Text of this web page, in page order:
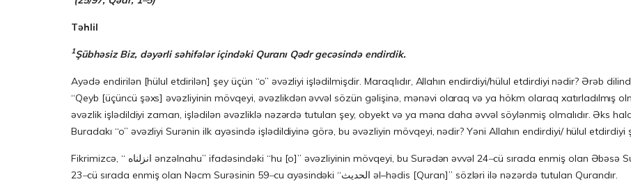
Təhlil
1Şübhəsiz Biz, dəyərli səhifələr içindəki Quranı Qədr gecəsində endirdik.
Ayədə endirilən [hülul etdirilən] şey üçün “o” əvəzliyi işlədilmişdir. Maraqlıdır, Allahın endirdiyi/hülul etdirdiyi nədir? Ərəb
“Qeyb [üçüncü şəxs] əvəzliyinin mövqeyi, əvəzlikdən əvvəl sözün gəlişinə, mənəvi olaraq və ya hökm olaraq xatırladılmış
əvəzlik işlədildiyi zaman, işlədilən əvəzliklə nəzərdə tutulan şey, obyekt və ya məna daha əvvəl söylənmiş olmalıdır. Əks
Buradakı “o” əvəzliyi Surənin ilk ayəsində işlədildiyinə görə, bu əvəzliyin mövqeyi, nədir? Yəni Allahın endirdiyi/ hülul etdirdiyi
Fikrimizcə, “ انزلناه ənzəlnahu” ifadəsindəki “hu [o]” əvəzliyinin mövqeyi, bu Surədən əvvəl 24–cü sırada enmiş olan Əbəsə
23–cü sırada enmiş olan Nəcm Surəsinin 59– cu ayəsindəki “الحديث əl–hədis [Quran]” sözləri ilə nəzərdə tutulan Qurandır.